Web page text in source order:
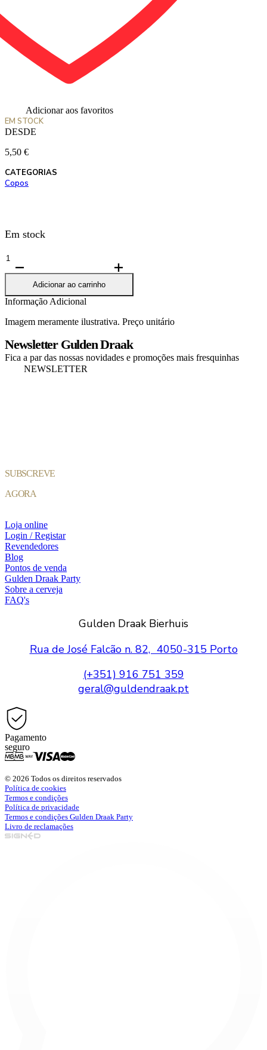
Adicionar aos favoritos
EM STOCK
DESDE
5,50 €
CATEGORIAS
Copos
Em stock
Quantidade
Westmalle
33cl
Adicionar ao carrinho
Informação Adicional
Imagem meramente ilustrativa. Preço unitário
Newsletter Gulden Draak
Fica a par das nossas novidades e promoções mais fresquinhas
NEWSLETTER
SUBSCREVE
AGORA
Loja online
Login / Registar
Revendedores
Blog
Pontos de venda
Gulden Draak Party
Sobre a cerveja
FAQ's
Gulden Draak Bierhuis
Rua de José Falcão n. 82, 4050-315 Porto
(+351) 916 751 359
geral@guldendraak.pt
Pagamento
seguro
© 2026 Todos os direitos reservados
Política de cookies
Termos e condições
Política de privacidade
Termos e condições Gulden Draak Party
Livro de reclamações